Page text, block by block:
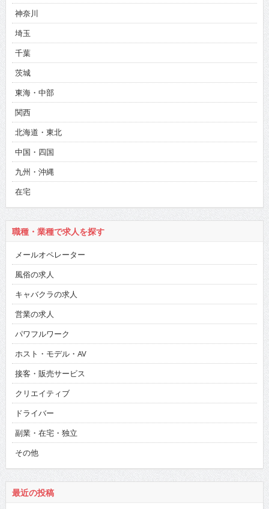
神奈川
埼玉
千葉
茨城
東海・中部
関西
北海道・東北
中国・四国
九州・沖縄
在宅
職種・業種で求人を探す
メールオペレーター
風俗の求人
キャバクラの求人
営業の求人
パワフルワーク
ホスト・モデル・AV
接客・販売サービス
クリエイティブ
ドライバー
副業・在宅・独立
その他
最近の投稿